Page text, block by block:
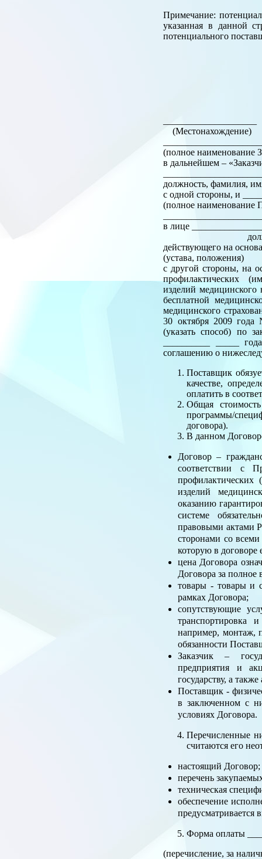
Примечание:
указанная в данной
потенциального
(Местонахождение)
(полное наименование
в дальнейшем –
должность, фамилия,
с одной стороны, и
(полное наименование
в лице
должность,
действующего на
(устава, положения)
с другой стороны, на
профилактических
изделий медицинского
бесплатной
медицинского
30 октября 2009 года
(указать способ) по
__________ _____
соглашению о
Поставщик
качестве,
оплатить в
Общая
программы/
договора).
В данном
Договор –
соответствии с
профилактических
изделий
оказанию
системе
правовыми актами
сторонами со
которую в договоре
цена Договора
Договора за полное
товары - товары и
рамках Договора;
сопутствующие
транспортировка
например, монтаж,
обязанности
Заказчик –
предприятия и
государству, а
Поставщик -
в заключенном с
условиях Договора.
Перечисленные
считаются его
настоящий Договор;
перечень
техническая
обеспечение
предусматривается
Форма оплаты
(перечисление, за